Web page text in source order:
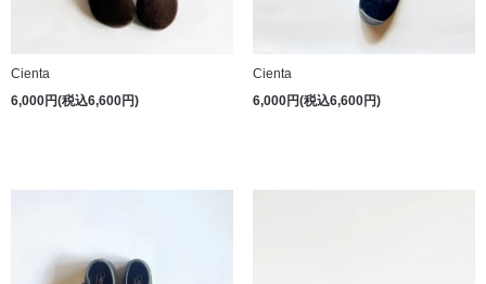
Cienta
6,000円(税込6,600円)
Cienta
6,000円(税込6,600円)